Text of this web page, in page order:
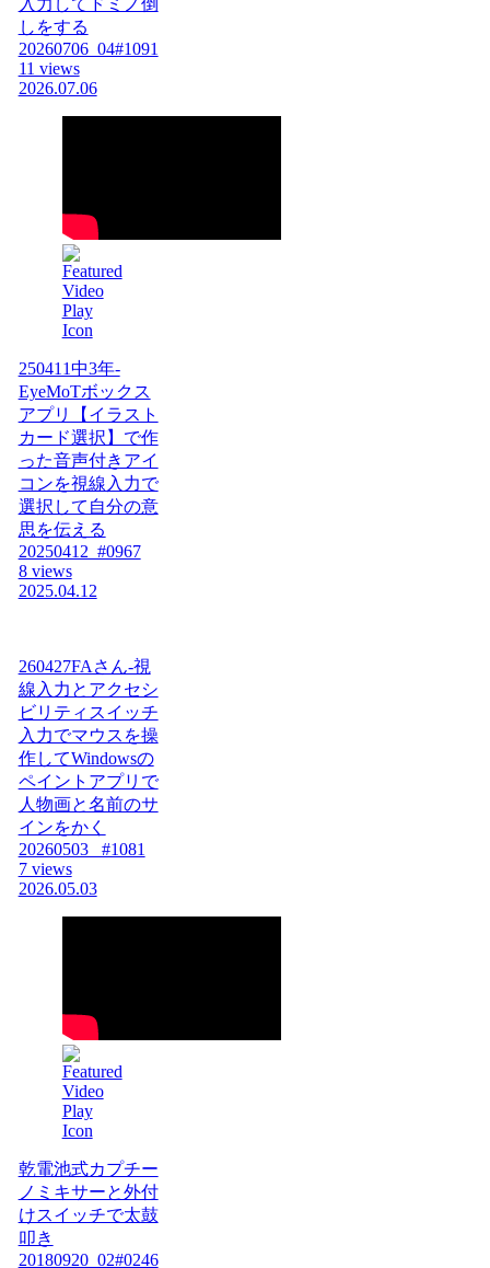
入力してドミノ倒
しをする
20260706_04#1091
11 views
2026.07.06
250411中3年-
EyeMoTボックス
アプリ【イラスト
カード選択】で作
った音声付きアイ
コンを視線入力で
選択して自分の意
思を伝える
20250412_#0967
8 views
2025.04.12
260427FAさん-視
線入力とアクセシ
ビリティスイッチ
入力でマウスを操
作してWindowsの
ペイントアプリで
人物画と名前のサ
インをかく
20260503_ #1081
7 views
2026.05.03
乾電池式カプチー
ノミキサーと外付
けスイッチで太鼓
叩き
20180920_02#0246